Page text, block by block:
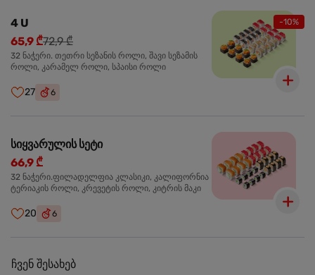
-10%
4 U
65,9 ₾72,9 ₾
32 ნაჭერი. თეთრი სეზანის როლი, შავი სეზამის
როლი, კარამელ როლი, სპაისი როლი
27 6
სიყვარულის სეტი
66,9 ₾
32 ნაჭერი.ფილადელფია კლასიკი, კალიფორნია
ტერიაკის როლი, კრევეტის როლი, კიტრის მაკი
20 6
ჩვენ შესახებ